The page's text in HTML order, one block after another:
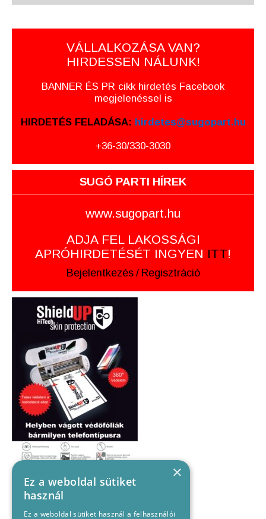
VÁLLALKOZÁSA VAN?
HIRDESSEN NÁLUNK!
BANNER ÉS PR cikk hirdetés Facebook
megjelenéssel is
HIRDETÉS FELADÁSA: hirdetes@sugopart.hu
+36-30/330-3030
SUGÓ PARTI HÍREK
www.sugopart.hu
ADJA FEL LAKOSSÁGI
APRÓHIRDETÉSÉT INGYEN ITT!
Bejelentkezés / Regisztráció
×
Ez a weboldal sütiket
használ
Ez a weboldal sütiket használ a felhasználói